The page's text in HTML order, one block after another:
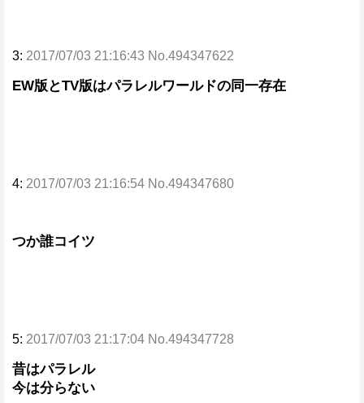
3: 2017/07/03 21:16:43 No.494347622
EW版とTV版はパラレルワールドの同一存在
4: 2017/07/03 21:16:54 No.494347680
つか誰コイツ
5: 2017/07/03 21:17:04 No.494347728
昔はパラレル
今は分らない